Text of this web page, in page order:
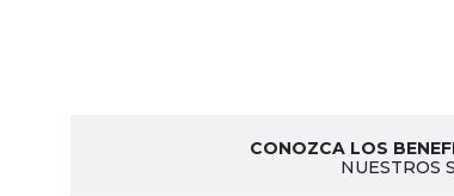
CONOZCA LOS
NUESTROS